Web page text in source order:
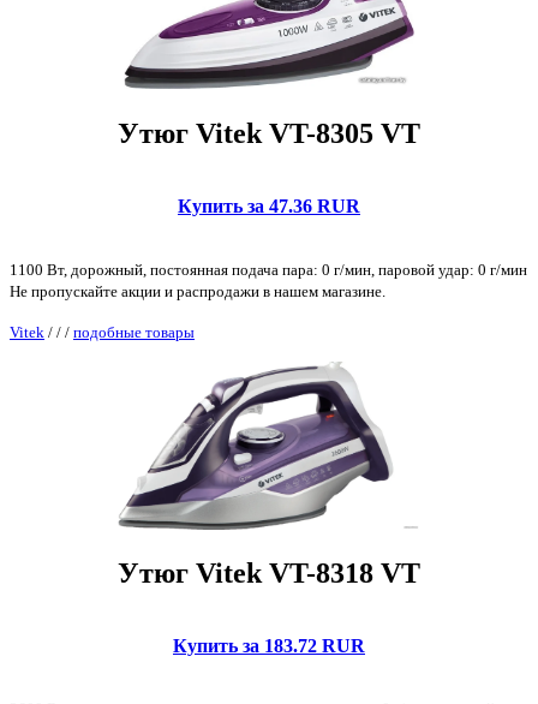
Утюг Vitek VT-8305 VT
Купить за 47.36 RUR
1100 Вт, дорожный, постоянная подача пара: 0 г/мин, паровой удар: 0 г/мин
Не пропускайте акции и распродажи в нашем магазине.
Vitek / / / подобные товары
Утюг Vitek VT-8318 VT
Купить за 183.72 RUR